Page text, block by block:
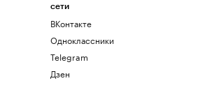
сети
ВКонтакте
Одноклассники
Telegram
Дзен